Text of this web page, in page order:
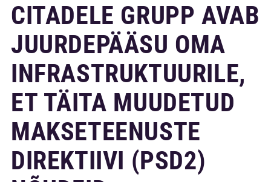
CITADELE GRUPP AVAB
JUURDEPÄÄSU OMA
INFRASTRUKTUURILE,
ET TÄITA MUUDETUD
MAKSETEENUSTE
DIREKTIIVI (PSD2)